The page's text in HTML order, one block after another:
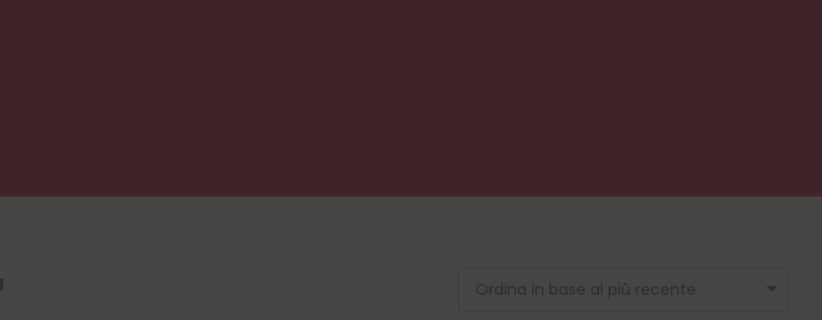
Ordina in base al più recente